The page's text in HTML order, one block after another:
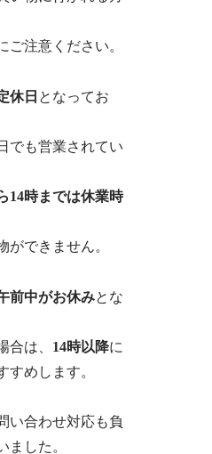
ご注意ください。
休日 となってお
でも営業されてい
14時までは休業時
ができません。
前中がお休みとな
合は、 14時以降に
すめします。
い合わせ対応も負
ました。